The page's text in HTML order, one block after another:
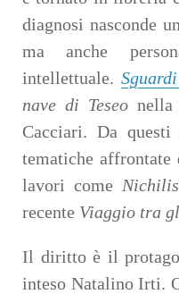
diagnosi nasconde
ma anche
intellettuale.
nave di Teseonella
Cacciari. Da
tematiche
lavori come
recente Viaggio tra
Il diritto è il
inteso Natalino Irti.